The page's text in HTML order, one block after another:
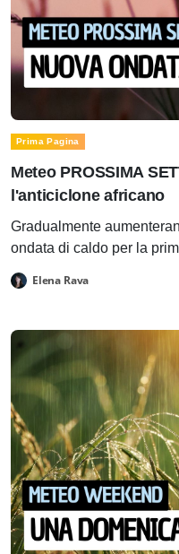
Prima Pagina
Meteo PROSSIMA
l'anticiclone africano
Gradualmente
ondata di caldo per la
Elena Rava